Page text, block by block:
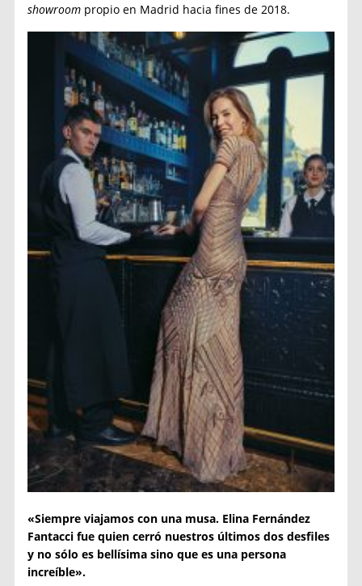
showroom propio en Madrid hacia fines de 2018.
«Siempre viajamos con una musa. Elina Fernández
Fantacci fue quien cerró nuestros últimos dos desfiles
y no sólo es bellísima sino que es una persona
increíble».